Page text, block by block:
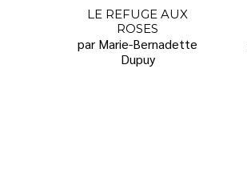
LE REFUGE AUX
ROSES
par Marie-Bernadette
Dupuy